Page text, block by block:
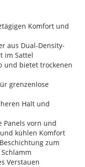
Komfort und
aus Dual-Density-
im Sattel
und bietet trockenen
grenzenlose
Halt und
Panels vorn und
kühlen Komfort
zum
Verstauen